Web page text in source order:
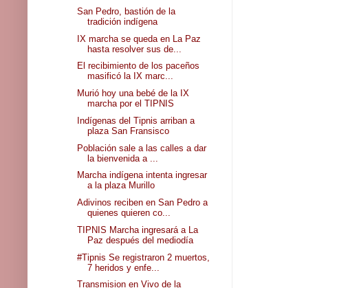
San Pedro, bastión de la
tradición indígena
IX marcha se queda en La Paz
hasta resolver sus de...
El recibimiento de los paceños
masificó la IX marc...
Murió hoy una bebé de la IX
marcha por el TIPNIS
Indígenas del Tipnis arriban a
plaza San Fransisco
Población sale a las calles a dar
la bienvenida a ...
Marcha indígena intenta ingresar
a la plaza Murillo
Adivinos reciben en San Pedro a
quienes quieren co...
TIPNIS Marcha ingresará a La
Paz después del mediodía
#Tipnis Se registraron 2 muertos,
7 heridos y enfe...
Transmision en Vivo de la